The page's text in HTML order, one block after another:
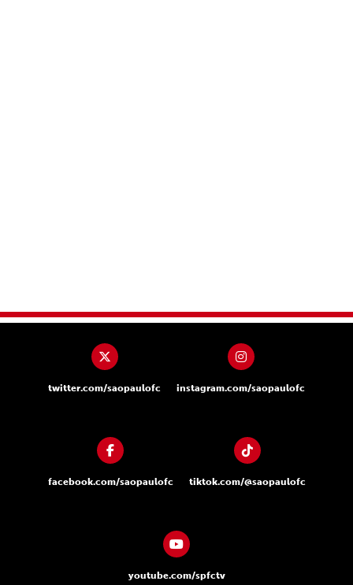
twitter.com/saopaulofc instagram.com/saopaulofc
facebook.com/saopaulofc tiktok.com/@saopaulofc
youtube.com/spfctv